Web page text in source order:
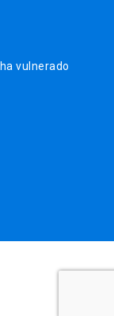
vulnerado